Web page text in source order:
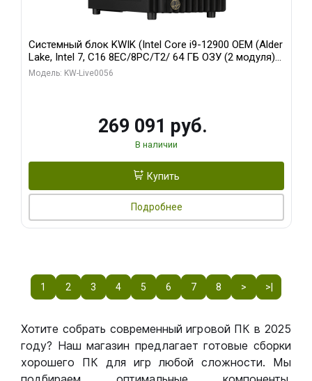
Системный блок KWIK (Intel Core i9-12900 OEM (Alder
Lake, Intel 7, C16 8EC/8PC/T2/ 64 ГБ ОЗУ (2 модуля)/
Palit RTX5080 INFINITY 3 OC 16GB GDDR7 256bit 3xDP
Модель: KW-Live0056
269 091 руб.
В наличии
Купить
Подробнее
1 2 3 4 5 6 7 8 > >|
Хотите собрать современный игровой ПК в 2025
году? Наш магазин предлагает готовые сборки
хорошего ПК для игр любой сложности. Мы